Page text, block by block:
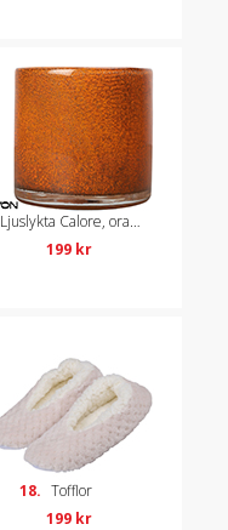
Ljuslykta Calore, orange
199 kr
18. Tofflor
199 kr